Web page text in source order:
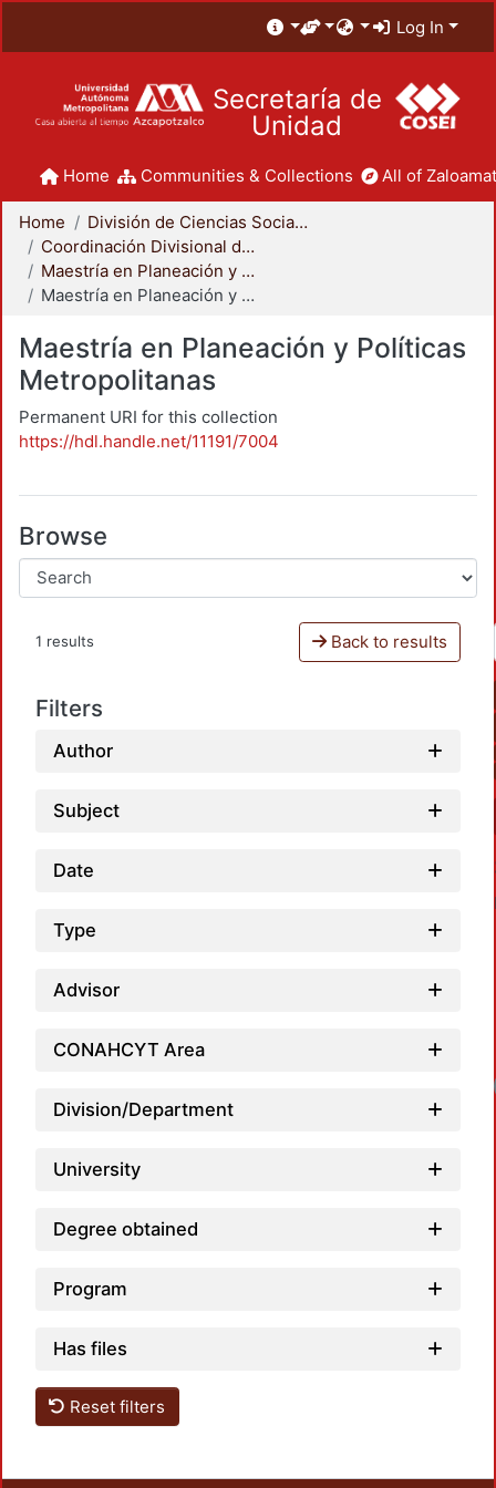
Log In
Secretaría de
Unidad
Home Communities & Collections All of
Home
División de Ciencias Sociales y Humanidades
Coordinación Divisional de Posgrado
Maestría en Planeación y Políticas Metropolitanas
Maestría en Planeación y Políticas Metropolitanas
Maestría en Planeación y Políticas
Metropolitanas
Permanent URI for this collection
https://hdl.handle.net/11191/7004
Browse
1 results Back to results
Filters
Author
Subject
Date
Type
Advisor
CONAHCYT Area
Division/Department
University
Degree obtained
Program
Has files
Reset filters